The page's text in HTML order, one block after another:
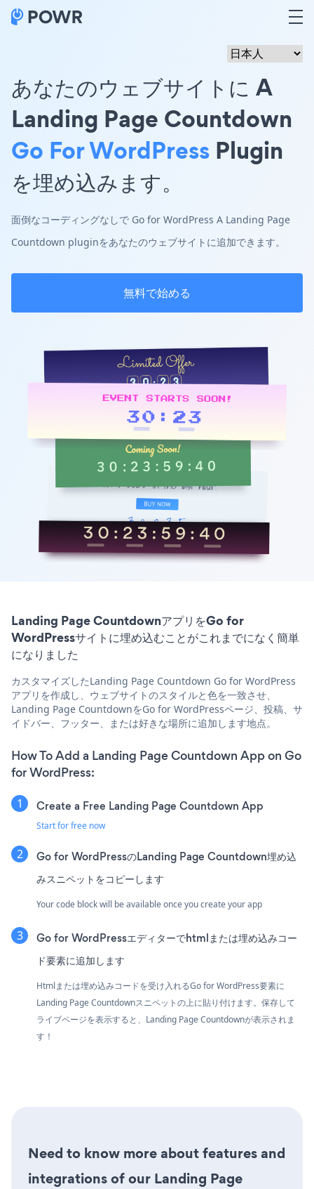
あなたのウェブサイトに A
Landing Page Countdown
Go For WordPress Plugin
を埋め込みます。
面倒なコーディングなしで Go for WordPress A Landing Page
Countdown pluginをあなたのウェブサイトに追加できます。
無料で始める
Landing Page CountdownアプリをGo for
WordPressサイトに埋め込むことがこれまでになく簡単
になりました
カスタマイズしたLanding Page Countdown Go for WordPress
アプリを作成し、ウェブサイトのスタイルと色を一致させ、
Landing Page CountdownをGo for WordPressページ、投稿、サ
イドバー、フッター、または好きな場所に追加します地点。
How To Add a Landing Page Countdown App on Go
for WordPress:
Create a Free Landing Page Countdown App
Start for free now
Go for WordPressのLanding Page Countdown埋め込
みスニペットをコピーします
Your code block will be available once you create your app
Go for WordPressエディターでhtmlまたは埋め込みコー
ド要素に追加します
Htmlまたは埋め込みコードを受け入れるGo for WordPress要素に
Landing Page Countdownスニペットの上に貼り付けます。保存して
ライブページを表示すると、Landing Page Countdownが表示されま
す！
Need to know more about features and
integrations of our Landing Page